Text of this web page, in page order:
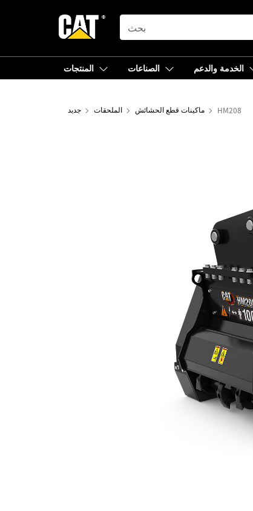
SEARCH
المنتجات الصناعات الخدمة والدعم
جديد الملحقات ماكينات قطع الحشائش HM208